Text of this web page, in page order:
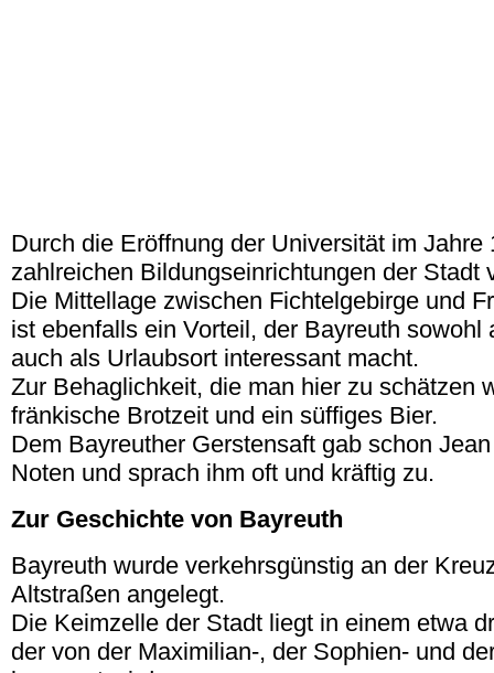
Durch die Eröffnung der Universität im Jahre
zahlreichen Bildungseinrichtungen der Stadt
Die Mittellage zwischen Fichtelgebirge und
ist ebenfalls ein Vorteil, der Bayreuth sowohl
auch als Urlaubsort interessant macht.
Zur Behaglichkeit, die man hier zu schätzen
fränkische Brotzeit und ein süffiges Bier.
Dem Bayreuther Gerstensaft gab schon
Noten und sprach ihm oft und kräftig zu.
Zur Geschichte von Bayreuth
Bayreuth wurde verkehrsgünstig an der
Altstraßen angelegt.
Die Keimzelle der Stadt liegt in einem etwa
der von der Maximilian-, der Sophien- und